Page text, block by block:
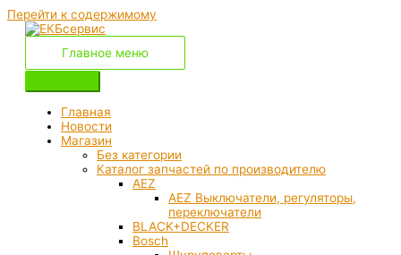
Перейти к содержимому
Главное меню
Главная
Новости
Магазин
Без категории
Каталог запчастей по производителю
AEZ
AEZ Выключатели, регуляторы,
переключатели
BLACK+DECKER
Bosch